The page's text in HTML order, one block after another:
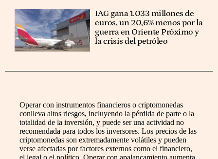
IAG gana 1.033 millones de
euros, un 20,6% menos por la
guerra en Oriente Próximo y
la crisis del petróleo
Operar con instrumentos financieros o criptomonedas
conlleva altos riesgos, incluyendo la pérdida de parte o la
totalidad de la inversión, y puede ser una actividad no
recomendada para todos los inversores. Los precios de las
criptomonedas son extremadamente volátiles y pueden
verse afectadas por factores externos como el financiero,